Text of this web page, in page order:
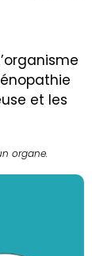
et les
organe.